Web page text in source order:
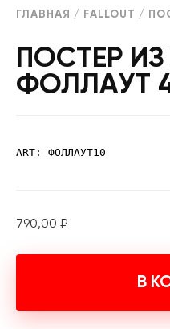
ГЛАВНАЯ / FALLOUT /
ПОСТЕР ИЗ
ФОЛЛАУТ
ART: ФОЛЛАУТ10
790,00 ₽
В